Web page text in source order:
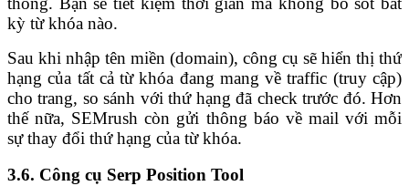
kỳ từ khóa nào.
Sau khi nhập tên miền (domain), công cụ sẽ hiển thị thứ
hạng của tất cả từ khóa đang mang về traffic (truy cập)
cho trang, so sánh với thứ hạng đã check trước đó. Hơn
thế nữa, SEMrush còn gửi thông báo về mail với mỗi
sự thay đổi thứ hạng của từ khóa.
3.6. Công cụ Serp Position Tool